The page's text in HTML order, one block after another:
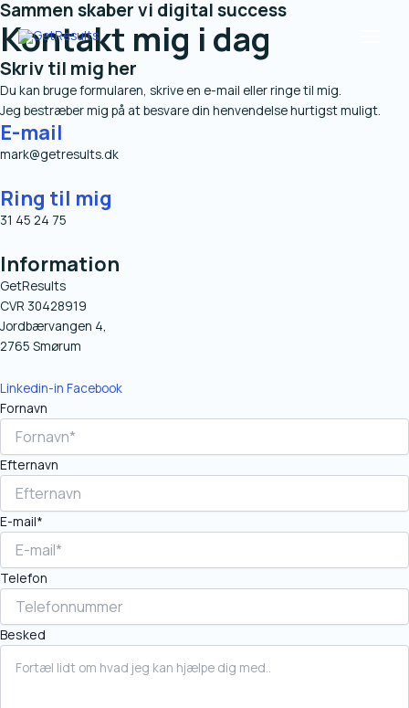
Gå
til
indholdet
Sammen skaber vi digital success
Kontakt mig i dag
Skriv til mig her
Du kan bruge formularen, skrive en e-mail eller ringe til mig.
Jeg bestræber mig på at besvare din henvendelse hurtigst muligt.
E-mail
mark@getresults.dk
Ring til mig
31 45 24 75
Information
GetResults
CVR 30428919
Jordbærvangen 4,
2765 Smørum
Linkedin-in Facebook
Fornavn
Efternavn
E-mail*
Telefon
Besked